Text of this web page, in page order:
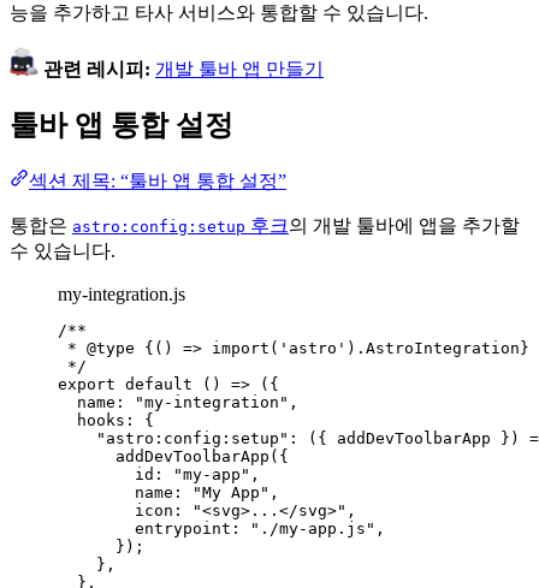
능을 추가하고 타사 서비스와 통합할 수 있습니다.
관련 레시피: 개발 툴바 앱 만들기
툴바 앱 통합 설정
섹션 제목: “툴바 앱 통합 설정”
통합은 astro:config:setup 후크의 개발 툴바에 앱을 추가할
수 있습니다.
my-integration.js
/**
* @type
{() => import('astro').AstroIntegration}
*/
export default () => ({
name:
"my-integration " ,
hooks: {
" astro:config:setup " : ( { addDevToolbarApp } )
addDevToolbarApp ({
id:
"my-app " ,
name:
"My App " ,
icon:
"<svg>...</svg>" ,
entrypoint:
" ./my-app.js " ,
});
},
},